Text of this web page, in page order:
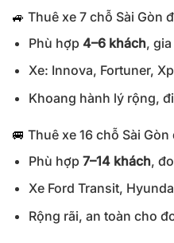
🚙 Thuê xe 7 chỗ Sài Gòn
Phù hợp 4–6 khách,
Xe: Innova, Fortuner,
Khoang hành lý rộng,
🚐 Thuê xe 16 chỗ Sài
Phù hợp 7–14 khách,
Xe Ford Transit,
Rộng rãi, an toàn cho